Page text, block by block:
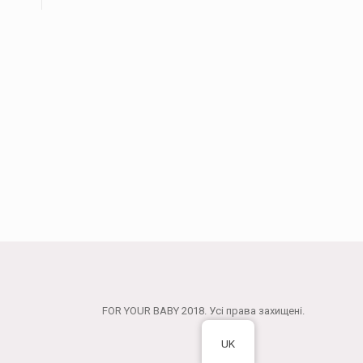
FOR YOUR BABY 2018. Усі права захищені.
UK